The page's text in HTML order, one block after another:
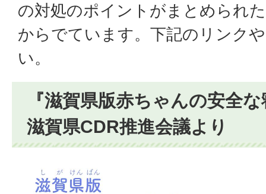
の対処のポイントがまとめられ
からでています。下記のリンク
い。
『滋賀県版赤ちゃんの安全
滋賀県CDR推進会議より